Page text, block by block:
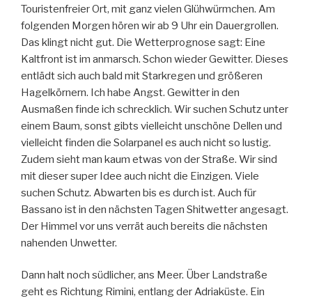
Touristenfreier Ort, mit ganz vielen Glühwürmchen. Am
folgenden Morgen hören wir ab 9 Uhr ein Dauergrollen.
Das klingt nicht gut. Die Wetterprognose sagt: Eine
Kaltfront ist im anmarsch. Schon wieder Gewitter. Dieses
entlädt sich auch bald mit Starkregen und größeren
Hagelkörnern. Ich habe Angst. Gewitter in den
Ausmaßen finde ich schrecklich. Wir suchen Schutz unter
einem Baum, sonst gibts vielleicht unschöne Dellen und
vielleicht finden die Solarpanel es auch nicht so lustig.
Zudem sieht man kaum etwas von der Straße. Wir sind
mit dieser super Idee auch nicht die Einzigen. Viele
suchen Schutz. Abwarten bis es durch ist. Auch für
Bassano ist in den nächsten Tagen Shitwetter angesagt.
Der Himmel vor uns verrät auch bereits die nächsten
nahenden Unwetter.
Dann halt noch südlicher, ans Meer. Über Landstraße
geht es Richtung Rimini, entlang der Adriaküste. Ein